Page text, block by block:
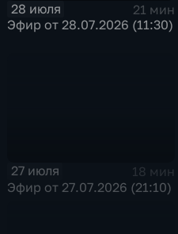
28 июля
21 мин
Эфир от 28.07.2026 (11:30)
27 июля
18 мин
Эфир от 27.07.2026 (21:10)